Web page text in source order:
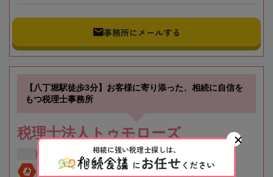
事務所にメールする
【八丁堀駅徒歩3分】お客様に寄り添った、相続に自信を
もつ税理士事務所
税理士法人トゥモローズ
東京都 中央区 日本橋駅
全国対応 初回相談無料
相続に強い税理士探しは、
にお任せ ください